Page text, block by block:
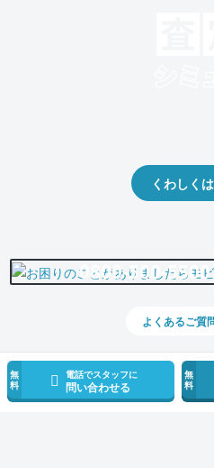
無
料
電話でスタッフに
問い合わせる
無
料
くわしく
0800-500-5500
よくあるご質